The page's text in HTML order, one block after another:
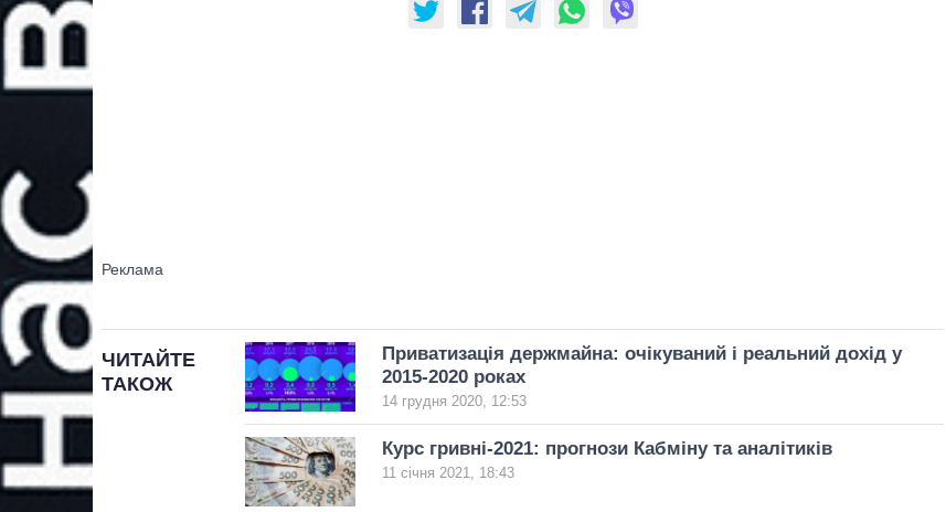
ЧИТАЙТЕ
ТАКОЖ
Приватизація держмайна: очікуваний і реальний дохід у
2015-2020 роках
14 грудня 2020, 12:53
Курс гривні-2021: прогнози Кабміну та аналітиків
11 січня 2021, 18:43